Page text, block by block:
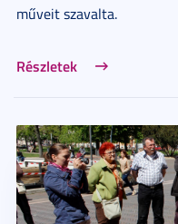
műveit szavalta.
Részletek